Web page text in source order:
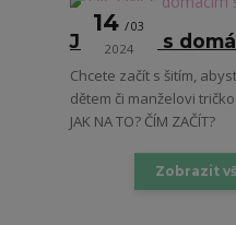
14 03
2024
Jak začít s
Chcete začít s šitím,
dětem či manželovi
JAK NA TO? ČÍM ZAČÍT?
Zobrazit